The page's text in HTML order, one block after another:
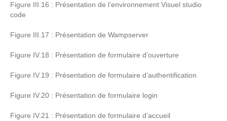
Figure III.16 : Présentation de l’environnement Visuel studio
code
Figure III.17 : Présentation de Wampserver
Figure IV.18 : Présentation de formulaire d’ouverture
Figure IV.19 : Présentation de formulaire d’authentification
Figure IV.20 : Présentation de formulaire login
Figure IV.21 : Présentation de formulaire d’accueil